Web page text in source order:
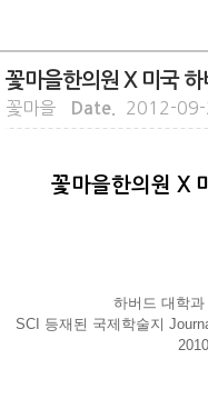
꽃마을한의원 X 미국
꽃마을 Date. 2012-
꽃마을한의원 X
하버드 대학
SCI 등재된 국제학술지
2010